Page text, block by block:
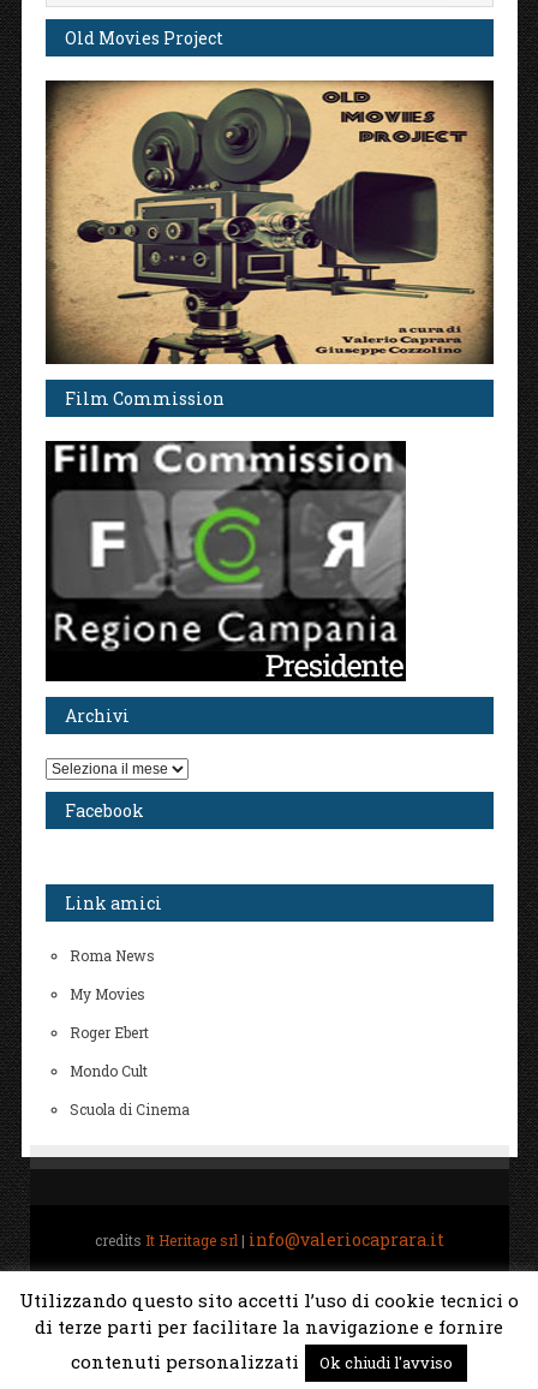
Old Movies Project
Film Commission
Archivi
Archivi
Facebook
Link amici
Roma News
My Movies
Roger Ebert
Mondo Cult
Scuola di Cinema
credits It Heritage srl | info@valeriocaprara.it
Torna su ↑
Utilizzando questo sito accetti l’uso di cookie tecnici o
di terze parti per facilitare la navigazione e fornire
contenuti personalizzati
Ok chiudi l'avviso